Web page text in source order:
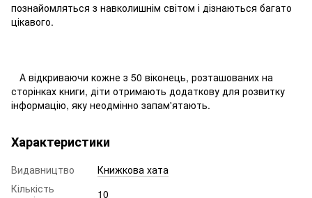
познайомляться з навколишнім світом і дізнаються багато
цікавого.
А відкриваючи кожне з 50 віконець, розташованих на
сторінках книги, діти отримають додаткову для розвитку
інформацію, яку неодмінно запам'ятають.
Характеристики
Видавництво
Книжкова хата
Кількість
10